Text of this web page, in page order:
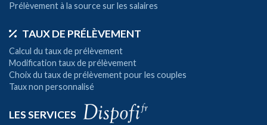
Prélèvement à la source sur les salaires
TAUX DE PRÉLÈVEMENT
Calcul du taux de prélèvement
Modification taux de prélèvement
Choix du taux de prélèvement pour les couples
Taux non personnalisé
LES SERVICES